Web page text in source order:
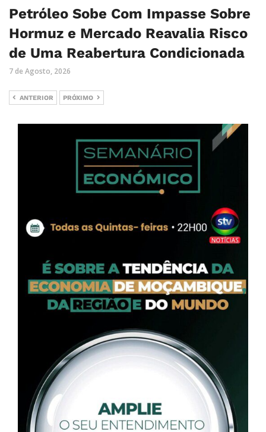
Petróleo Sobe Com Impasse Sobre
Hormuz e Mercado Reavalia Risco
de Uma Reabertura Condicionada
7 de Agosto, 2026
ANTERIOR PRÓXIMO